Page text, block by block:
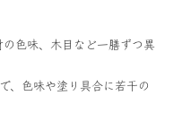
色味、木目など一膳ずつ異
、色味や塗り具合に若干の